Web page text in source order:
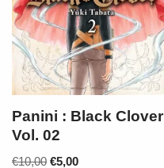
Panini : Black Clover
Vol. 02
€10,00 €5,00